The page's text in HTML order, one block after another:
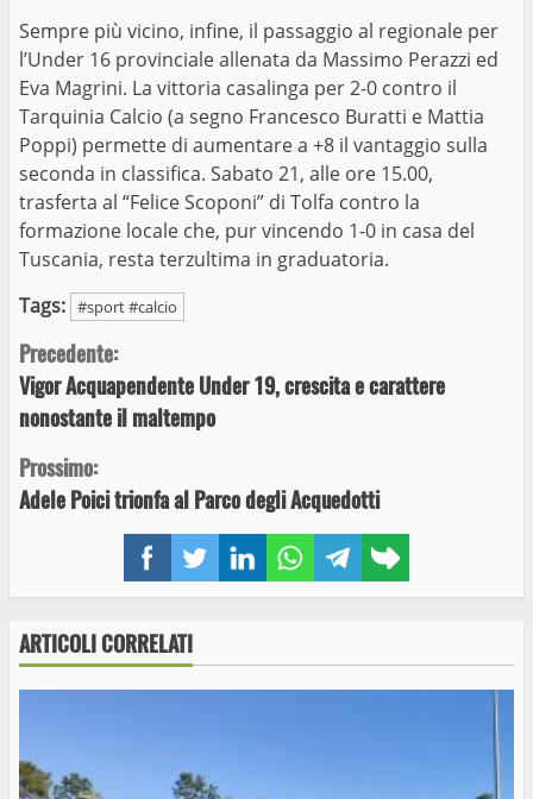
FacebookTwitterLinkedInWhatsAppTelegram
link
Sempre più vicino, infine, il passaggio al regionale per
l’Under 16 provinciale allenata da Massimo Perazzi ed
Eva Magrini. La vittoria casalinga per 2-0 contro il
Tarquinia Calcio (a segno Francesco Buratti e Mattia
Poppi) permette di aumentare a +8 il vantaggio sulla
seconda in classifica. Sabato 21, alle ore 15.00,
trasferta al “Felice Scoponi” di Tolfa contro la
formazione locale che, pur vincendo 1-0 in casa del
Tuscania, resta terzultima in graduatoria.
Tags: #sport #calcio
Continue
Reading
Precedente:
Vigor Acquapendente Under 19, crescita e carattere
nonostante il maltempo
Prossimo:
Adele Poici trionfa al Parco degli Acquedotti
ARTICOLI CORRELATI